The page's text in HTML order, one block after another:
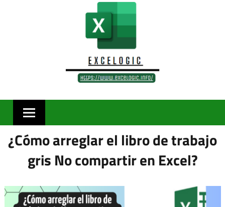
¿Cómo arreglar el libro de trabajo
gris No compartir en Excel?